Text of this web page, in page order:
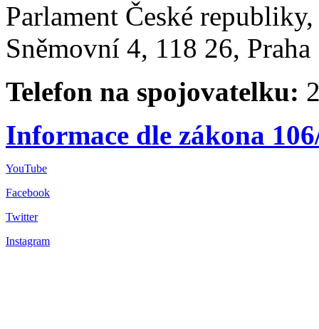
Parlament České
Sněmovní 4, 118 26,
Telefon na spojovatelku:
Informace dle zákona
YouTube
Facebook
Twitter
Instagram